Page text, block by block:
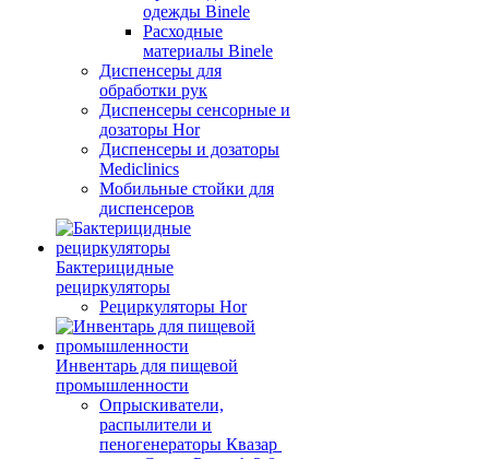
одежды Binele
Расходные
материалы Binele
Диспенсеры для
обработки рук
Диспенсеры сенсорные и
дозаторы Hor
Диспенсеры и дозаторы
Mediclinics
Мобильные стойки для
диспенсеров
Бактерицидные
рециркуляторы
Рециркуляторы Hor
Инвентарь для пищевой
промышленности
Опрыскиватели,
распылители и
пеногенераторы Квазар